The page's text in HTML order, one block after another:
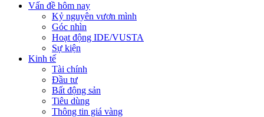
Vấn đề hôm nay
Kỷ nguyên vươn mình
Góc nhìn
Hoạt động IDE/VUSTA
Sự kiện
Kinh tế
Tài chính
Đầu tư
Bất động sản
Tiêu dùng
Thông tin giá vàng